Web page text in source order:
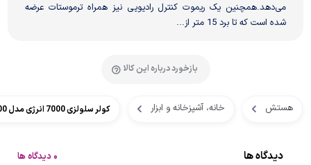
می‌دهد.همچنین یک ریموت کنترل رادیویی نیز همراه ترموستات عرضه
شده است که تا برد 15 متر از...
بازخورد درباره این کالا
هستش خانه، آشپزخانه و ابزار کولر سلولزی 7000 انرژی مدل VC0600
دیدگاه ها 0 دیدگاه ها